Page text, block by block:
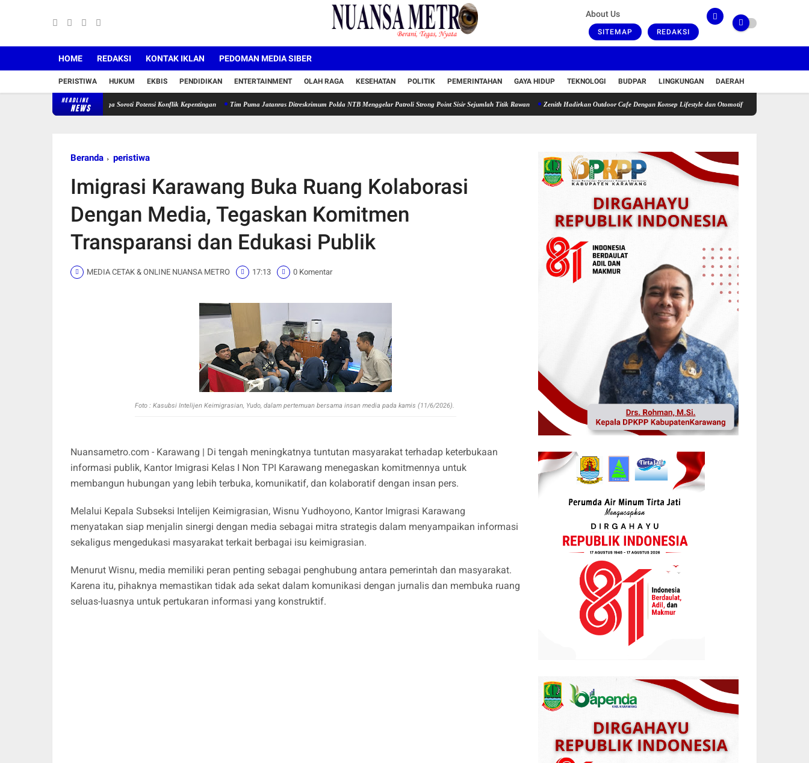
About Us
SITEMAP REDAKSI
HOME REDAKSI KONTAK IKLAN PEDOMAN MEDIA SIBER
PERISTIWA HUKUM EKBIS PENDIDIKAN ENTERTAINMENT OLAH RAGA KESEHATAN POLITIK PEMERINTAHAN GAYA HIDUP TEKNOLOGI BUDPAR LINGKUNGAN DAERAH
HEADLINE
NEWS
BPD Mulyasari, Warga Soroti Potensi Konflik Kepentingan Tim Puma Jatanras Ditreskrimum Polda NTB Menggelar Patroli Strong Point Sisir Sejumlah Titik Rawan Zenith Hadirkan Outdoor Cafe Dengan Konsep Lifestyle dan Otomotif KKN ke-9 UBP di
Beranda peristiwa
Imigrasi Karawang Buka Ruang Kolaborasi
Dengan Media, Tegaskan Komitmen
Transparansi dan Edukasi Publik
MEDIA CETAK & ONLINE NUANSA METRO 17:13 0 Komentar
Foto : Kasubsi Intelijen Keimigrasian, Yudo, dalam pertemuan bersama insan media pada kamis (11/6/2026).
Nuansametro.com - Karawang | Di tengah meningkatnya tuntutan masyarakat terhadap keterbukaan
informasi publik, Kantor Imigrasi Kelas I Non TPI Karawang menegaskan komitmennya untuk
membangun hubungan yang lebih terbuka, komunikatif, dan kolaboratif dengan insan pers.
Melalui Kepala Subseksi Intelijen Keimigrasian, Wisnu Yudhoyono, Kantor Imigrasi Karawang
menyatakan siap menjalin sinergi dengan media sebagai mitra strategis dalam menyampaikan informasi
sekaligus mengedukasi masyarakat terkait berbagai isu keimigrasian.
Menurut Wisnu, media memiliki peran penting sebagai penghubung antara pemerintah dan masyarakat.
Karena itu, pihaknya memastikan tidak ada sekat dalam komunikasi dengan jurnalis dan membuka ruang
seluas-luasnya untuk pertukaran informasi yang konstruktif.